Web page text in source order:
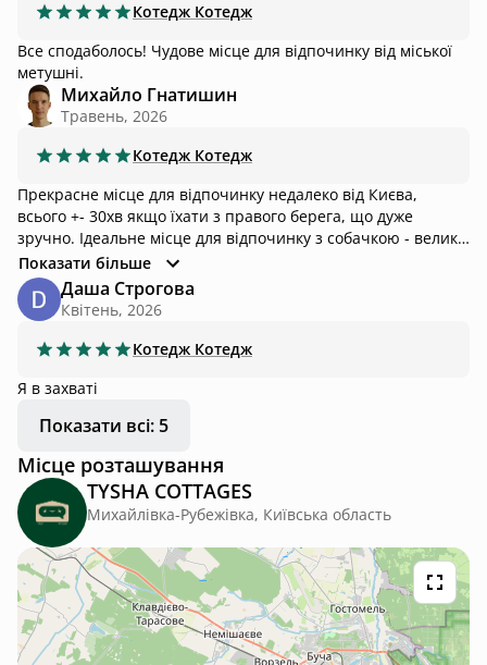
Котедж Котедж
Все сподаболось! Чудове місце для відпочинку від міської
метушні.
Михайло Гнатишин
Травень, 2026
Котедж Котедж
Прекрасне місце для відпочинку недалеко від Києва,
всього +- 30хв якщо їхати з правого берега, що дуже
зручно. Ідеальне місце для відпочинку з собачкою - велике
приватне подвірʼя з великою кількістю дерев, дуже
приємно проводити час на вулиці. Поруч є водосховище
куди можна прогулятись, а також лісиста місцевість. Єдине
чого не вистачило - освітлення в зоні мангалу, проте нам
пообіцяли що над цим будуть працювати :)
Показати більше
Даша Строгова
Квітень, 2026
Котедж Котедж
Я в захваті
Показати всі: 5
Місце розташування
TYSHA COTTAGES
Михайлівка-Рубежівка, Київська область